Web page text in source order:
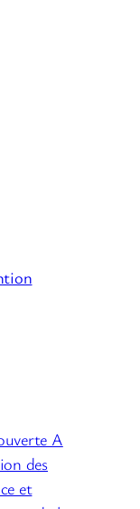
A
des
et